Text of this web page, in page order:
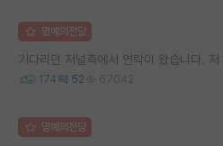
명예의전당
기다리던 저널측에서 연락이 왔습니다.
174 52 67042
명예의전당